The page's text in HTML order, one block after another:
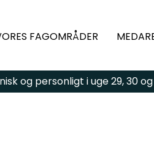
FAGOMRÅDER
og personligt i uge 29, 30 og
eller brug